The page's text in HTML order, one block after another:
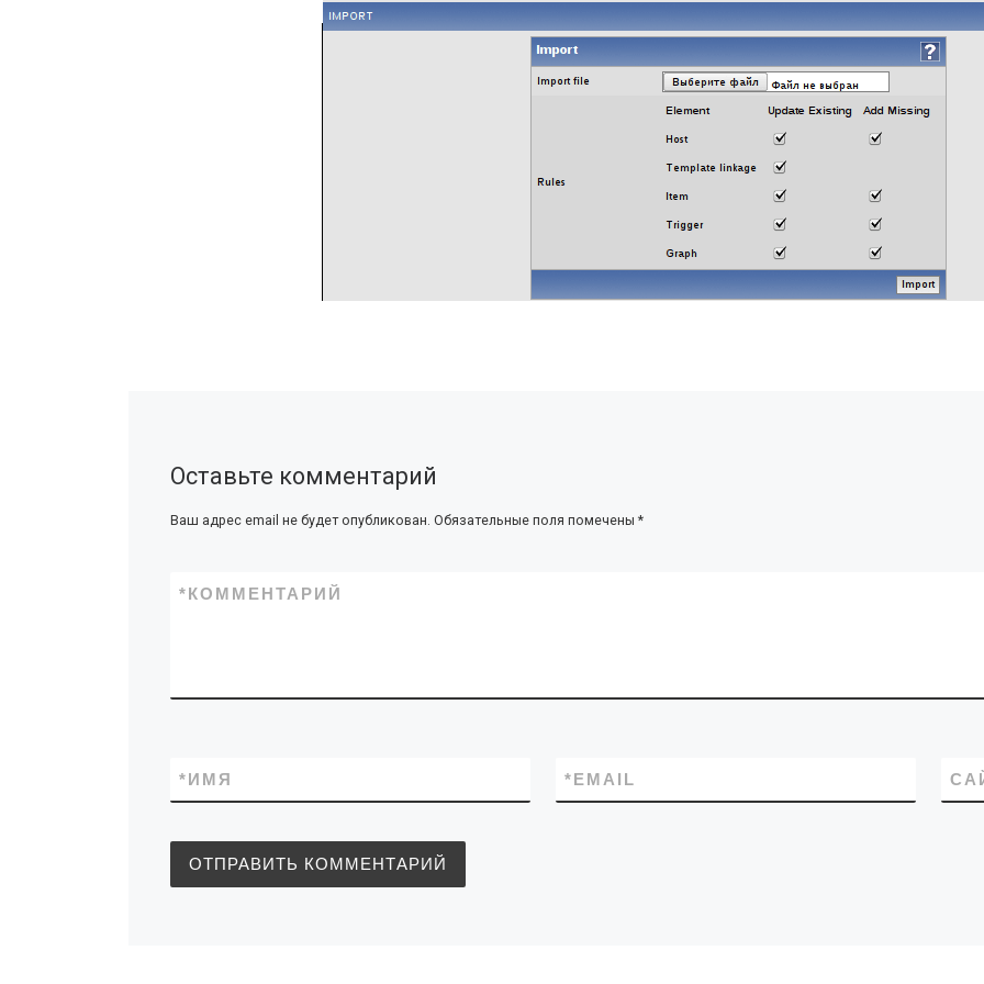
Оставьте комментарий
Ваш адрес email не будет опубликован. Обязательные поля помечены *
КОММЕНТАРИЙ
*
ИМЯ
* EMAIL
*